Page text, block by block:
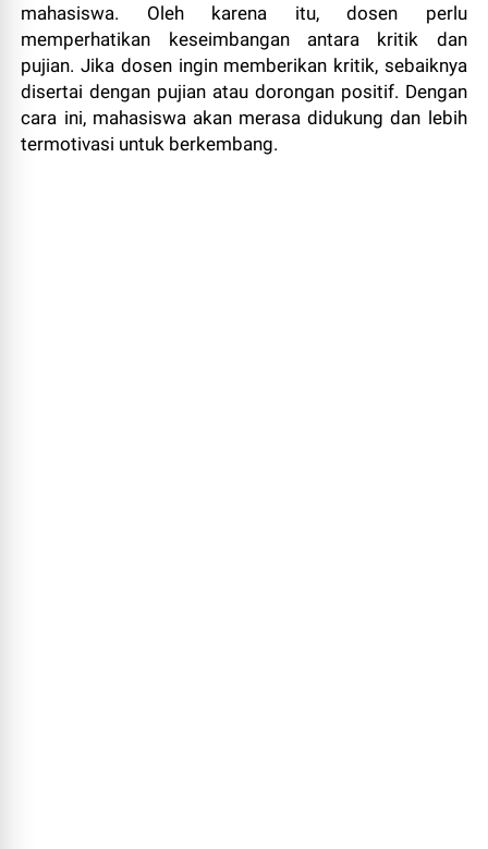
mahasiswa. Oleh karena itu, dosen perlu
memperhatikan keseimbangan antara kritik dan
pujian. Jika dosen ingin memberikan kritik, sebaiknya
disertai dengan pujian atau dorongan positif. Dengan
cara ini, mahasiswa akan merasa didukung dan lebih
termotivasi untuk berkembang.